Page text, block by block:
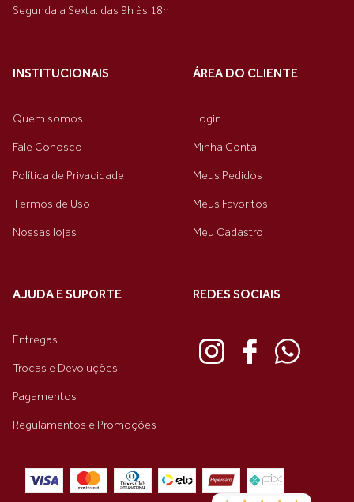
Segunda a Sexta. das 9h às 18h
INSTITUCIONAIS
Quem somos
Fale Conosco
Política de Privacidade
Termos de Uso
Nossas lojas
ÁREA DO CLIENTE
Login
Minha Conta
Meus Pedidos
Meus Favoritos
Meu Cadastro
AJUDA E SUPORTE
Entregas
Trocas e Devoluções
Pagamentos
Regulamentos e Promoções
REDES SOCIAIS